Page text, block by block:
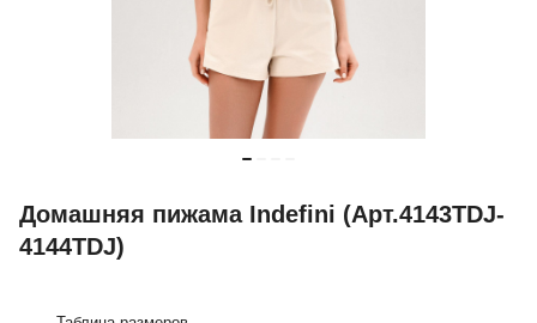
Домашняя пижама Indefini (Арт.4143TDJ-
4144TDJ)